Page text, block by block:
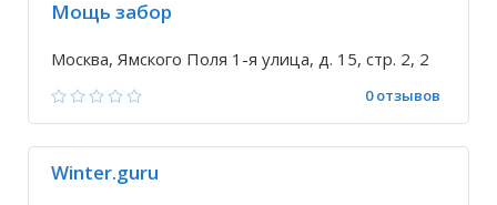
Мощь забор
Москва, Ямского Поля 1-я улица, д. 15, стр. 2, 2
0 отзывов
Winter.guru